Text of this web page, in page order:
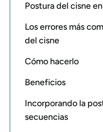
Postura del cisne
Los errores más
del cisne
Cómo hacerlo
Beneficios
Incorporando la
secuencias